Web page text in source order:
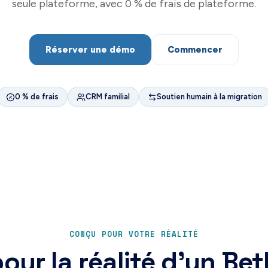
seule plateforme, avec 0 % de frais de plateforme.
Réserver une démo Commencer
0 % de frais CRM familial Soutien humain à la migration
CONÇU POUR VOTRE RÉALITÉ